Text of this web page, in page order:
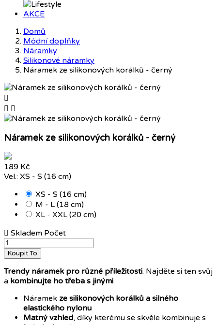
AKCE
Domů
Módní doplňky
Náramky
Silikonové náramky
Náramek ze silikonových korálků - černý

 
Náramek ze silikonových korálků - černý
189 Kč
Vel.: XS - S (16 cm)
XS - S (16 cm)
M - L (18 cm)
XL - XXL (20 cm)
 Skladem Počet
Koupit To
Trendy náramek pro různé příležitosti. Najděte si ten svůj
a kombinujte ho třeba s jinými.
Náramek ze silikonových korálků a silného
elastického nylonu
Matný vzhled, díky kterému se skvěle kombinuje s